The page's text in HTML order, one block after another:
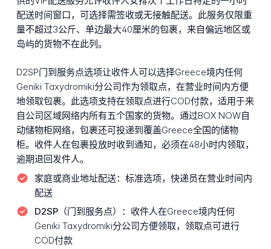
配送时间窗口，可选择需签收或无接触配送。此服务仅限重
量不超过3公斤、单边最大40厘米的包裹，来自偏远地区或
岛屿的货物不在此列。
D2SP门到服务点选项让收件人可以选择Greece境内任何
Geniki Taxydromiki分公司作为领取点，在营业时间内方便
地领取包裹。此选项支持在领取点进行COD付款，适用于来
自公司区域网络内所有五个国家的货物。通过BOX NOW自
动储物柜网络，包裹还可投递到覆盖Greece全国的储物
柜。收件人在包裹投放时收到通知，必须在48小时内领取，
逾期退回发件人。
家庭或商业地址配送： 标准选项，快递员在营业时间内
配送
D2SP（门到服务点）： 收件人在Greece境内任何
Geniki Taxydromiki分公司方便领取，领取点可进行
COD付款